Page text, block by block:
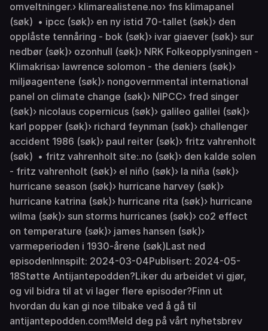
omveltninger.› klimarealistene.no› fns klimapanel
(søk) • ipcc (søk)› en ny istid 70-tallet (søk)› den
opplåste tennåring - bok (søk)› ivar giaever (søk)› sur
nedbør (søk)› ozonhull (søk)› NRK Folkeopplysningen -
Klimakrisa› lawrence solomon - the deniers (søk)›
miljøagentene (søk)› nongovernmental international
panel on climate change (søk)› NIPCC› fred singer
(søk)› nicolaus copernicus (søk)› galileo galilei (søk)›
karl popper (søk)› richard feynman (søk)› challenger
accident 1986 (søk)› paul reiter (søk)› fritz vahrenholt
(søk) • fritz vahrenholt site:.no (søk)› den kalde solen
- fritz vahrenholt (søk)› el niño (søk)› la niña (søk)›
hurricane season (søk)› hurricane harvey (søk)›
hurricane katrina (søk)› hurricane rita (søk)› hurricane
wilma (søk)› sun storms hurricanes (søk)› co2 effect
on temperature (søk)› james hansen (søk)›
varmeperioden i 1930-årene (søk)Last ned
episodenInnspilt: 2024-03-04Publisert: 2024-05-
18Støtte Antijantepodden?Liker du arbeidet vi gjør,
og vil bidra til at vi lager flere episoder?Finn ut
hvordan du kan gi noe tilbake ved å gå til
antijantepodden.com!Meld deg på vårt nyhetsbrev